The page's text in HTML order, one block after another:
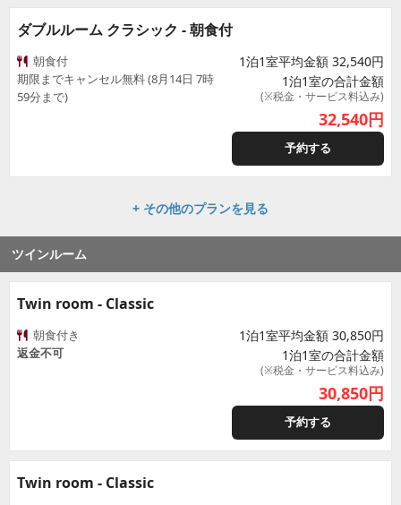
ダブルルーム クラシック - 朝食付
朝食付
期限までキャンセル無料 (8月14日 7時
59分まで)
1泊1室平均金額 32,540円
1泊1室の合計金額
(※税金・サービス料込み)
32,540円
予約する
+ その他のプランを見る
ツインルーム
Twin room - Classic
朝食付き
返金不可
1泊1室平均金額 30,850円
1泊1室の合計金額
(※税金・サービス料込み)
30,850円
予約する
Twin room - Classic